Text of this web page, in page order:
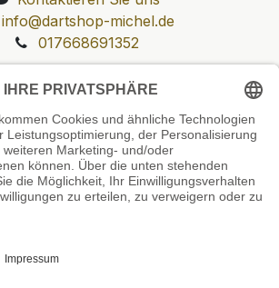
info@dartshop-michel.de
017668691352
Unsere Prüfsiegel